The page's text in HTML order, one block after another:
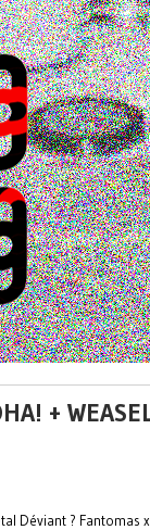
+
Déviant ? Fantomas